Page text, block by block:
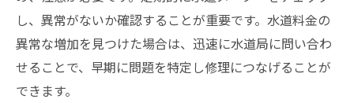
家族全員で意識を高める方法
プロに相談すべきケースとは
地下水漏れ修理後の維持管理で安心の住環境を
作る
し、異常がないか確認することが重要です。水道料金の
異常な増加を見つけた場合は、迅速に水道局に問い合わ
せることで、早期に問題を特定し修理につなげることが
できます。